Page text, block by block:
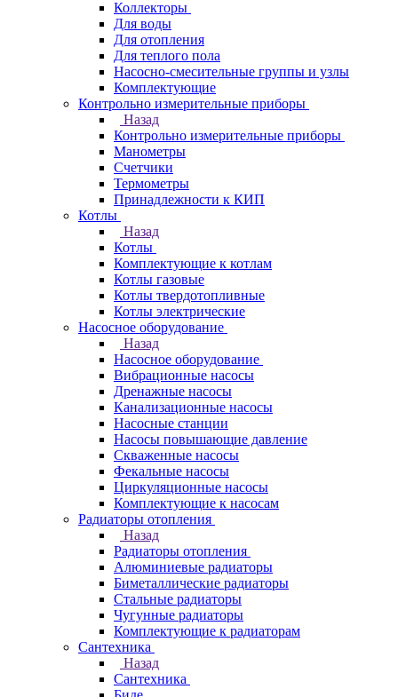
Коллекторы
Для воды
Для отопления
Для теплого пола
Насосно-смесительные группы и узлы
Комплектующие
Контрольно измерительные приборы
Назад
Контрольно измерительные приборы
Манометры
Счетчики
Термометры
Принадлежности к КИП
Котлы
Назад
Котлы
Комплектующие к котлам
Котлы газовые
Котлы твердотопливные
Котлы электрические
Насосное оборудование
Назад
Насосное оборудование
Вибрационные насосы
Дренажные насосы
Канализационные насосы
Насосные станции
Насосы повышающие давление
Скваженные насосы
Фекальные насосы
Циркуляционные насосы
Комплектующие к насосам
Радиаторы отопления
Назад
Радиаторы отопления
Алюминиевые радиаторы
Биметаллические радиаторы
Стальные радиаторы
Чугунные радиаторы
Комплектующие к радиаторам
Сантехника
Назад
Сантехника